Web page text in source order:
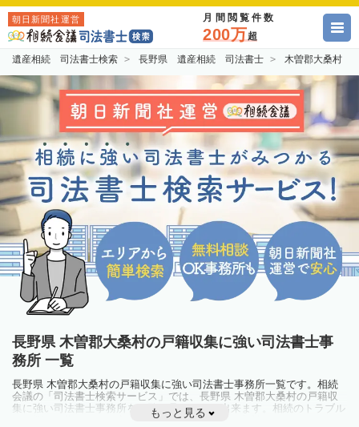
朝日新聞社運営 月間閲覧件数
200万超
遺産相続 司法書士検索 長野県 遺産相続 司法書士 木曽郡大桑村
長野県 木曽郡大桑村の戸籍収集に強い司法書士事
務所 一覧
長野県 木曽郡大桑村の戸籍収集に強い司法書士事務所一覧です。相続
会議の「司法書士検索サービス」では、長野県 木曽郡大桑村の戸籍収
集に強い司法書士事務所を一覧で見ることが出来ます。相続のトラブル
やお悩みを抱えている方は一度近隣の司法書士に相談してみましょう。
もっと見る